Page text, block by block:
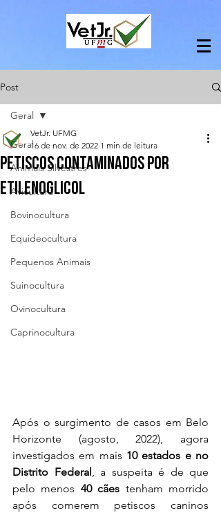
Post
Geral
Animais Silvestres
Avicultura
Bovinocultura
Equideocultura
Pequenos Animais
Suinocultura
Ovinocultura
Caprinocultura
Geral
Petiscos contaminados por
etilenoglicol
VetJr. UFMG
16 de nov. de 2022 1 min de leitura
Após o surgimento de casos em Belo
Horizonte (agosto, 2022), agora
investigados em mais 10 estados e no
Distrito Federal, a suspeita é de que
pelo menos 40 cães tenham morrido
após comerem petiscos caninos